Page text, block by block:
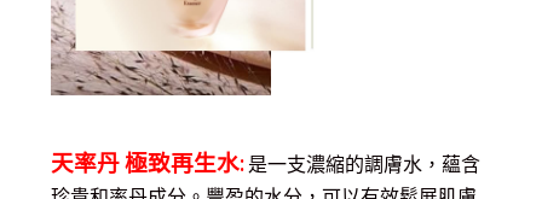
天率丹 極致再生水:是一支濃縮的調膚水，蘊含